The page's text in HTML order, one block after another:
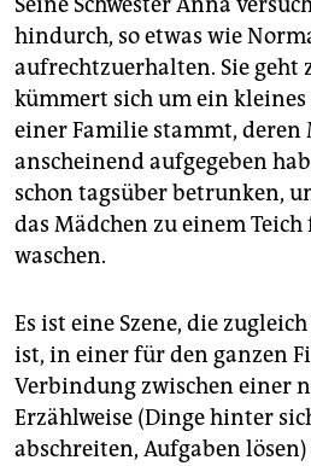
hindurch, so etwas wie
aufrechtzuerhalten. Sie geht
kümmert sich um ein kleines
einer Familie stammt, deren
anscheinend aufgegeben
schon tagsüber betrunken,
das Mädchen zu einem
waschen.
Es ist eine Szene, die
ist, in einer für den ganzen
Verbindung zwischen einer
Erzählweise (Dinge hinter
abschreiten, Aufgaben